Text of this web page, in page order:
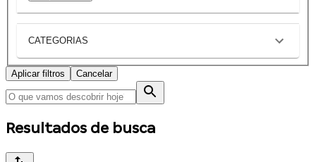
CATEGORIAS
Aplicar filtros Cancelar
Resultados de busca